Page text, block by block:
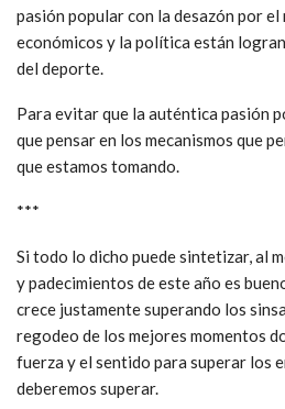
pasión popular con la desazón por
económicos y la política están
del deporte.
Para evitar que la auténtica pasión
que pensar en los mecanismos que
que estamos tomando.
***
Si todo lo dicho puede sintetizar, al
y padecimientos de este año es
crece justamente superando los
regodeo de los mejores momentos
fuerza y el sentido para superar los
deberemos superar.